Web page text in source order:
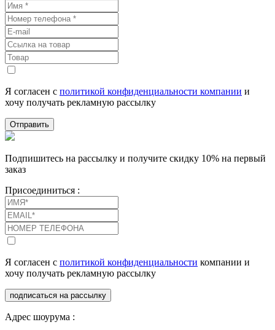
Я согласен с политикой конфиденциальности компании и
хочу получать рекламную рассылку
Отправить
Подпишитесь на рассылку и получите скидку 10% на первый
заказ
Присоединиться :
Я согласен с политикой конфиденциальности компании и
хочу получать рекламную рассылку
подписаться на рассылку
Адрес шоурума :